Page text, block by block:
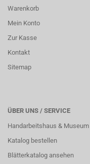
Warenkorb
Mein Konto
Zur Kasse
Kontakt
Sitemap
ÜBER UNS / SERVICE
Handarbeitshaus & Museum
Katalog bestellen
Blätterkatalog ansehen